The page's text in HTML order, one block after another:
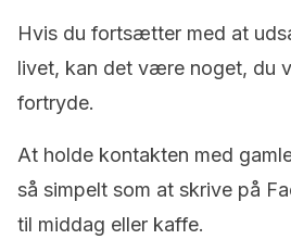
Hvis du fortsætter med at
livet, kan det være noget, du
fortryde.
At holde kontakten med
så simpelt som at skrive på
til middag eller kaffe.